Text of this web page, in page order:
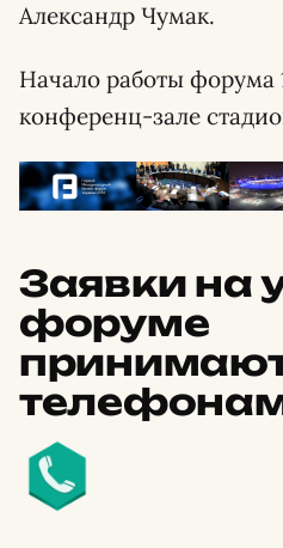
Александр Чумак.
Начало работы форума
конференц-зале
Заявки на
форуме